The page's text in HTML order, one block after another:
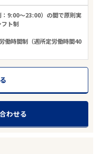
：9:00～23:00）の間で原則実
ト制
働時間制（週所定労働時間40
わせる